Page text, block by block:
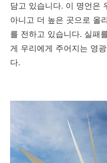
담고 있습니다. 이 명언은
아니고 더 높은 곳으로 올
를 전하고 있습니다. 실패
게 우리에게 주어지는 영
다.